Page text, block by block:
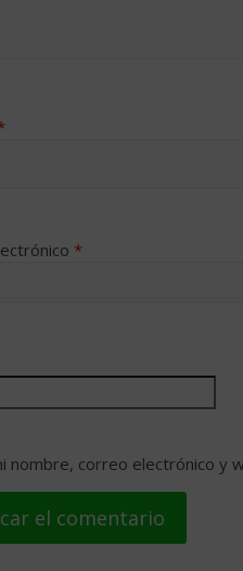
*
nombre, correo electrónico y